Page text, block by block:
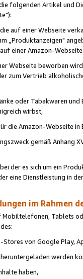
folgenden Artikel und
auf einer Webseite
„Produktanzeigen"
einer Amazon-
Webseite beworben
zum Vertrieb
oder Tabakwaren
wirbst,
die Amazon-Webseite in
gemäß Anhang
der es sich um ein
eine Dienstleistung in
im Rahmen
Mobiltelefonen, Tablets
Stores von Google Play,
werden
haben,